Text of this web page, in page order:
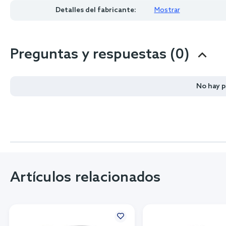
Detalles del fabricante: Mostrar
Preguntas y respuestas (0)
No hay
Artículos relacionados